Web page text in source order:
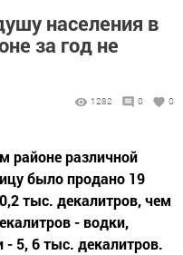
населения в
за год не
1282 0 0
районе различной
было продано 19
тыс. декалитров, чем
- водки,
- 5, 6 тыс. декалитров.